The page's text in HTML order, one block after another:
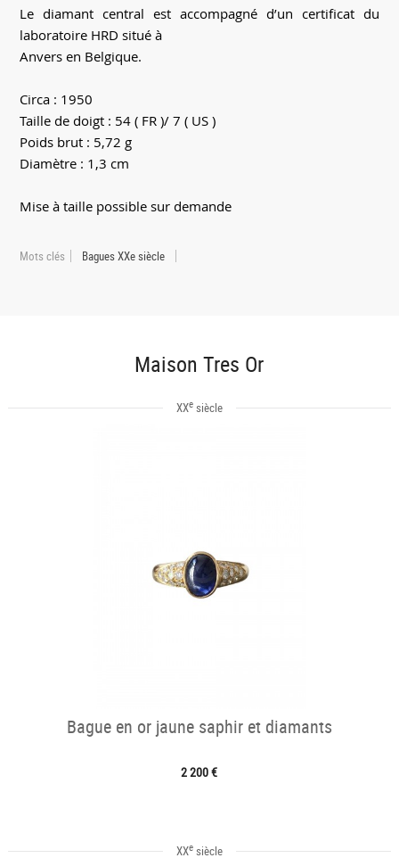
Le diamant central est accompagné d’un certificat du
laboratoire HRD situé à
Anvers en Belgique.
Circa : 1950
Taille de doigt : 54 ( FR )/ 7 ( US )
Poids brut : 5,72 g
Diamètre : 1,3 cm
Mise à taille possible sur demande
Mots clés Bagues XXe siècle
Maison Tres Or
XXesiècle
Bague en or jaune saphir et diamants
2 200 €
XXesiècle